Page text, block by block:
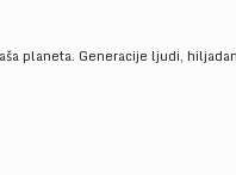
planeta. Generacije ljudi,